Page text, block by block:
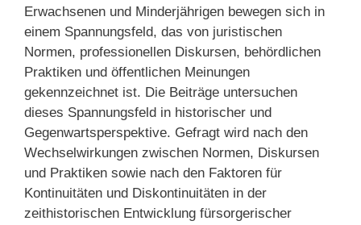
Erwachsenen und Minderjährigen bewegen sich in
einem Spannungsfeld, das von juristischen
Normen, professionellen Diskursen, behördlichen
Praktiken und öffentlichen Meinungen
gekennzeichnet ist. Die Beiträge untersuchen
dieses Spannungsfeld in historischer und
Gegenwartsperspektive. Gefragt wird nach den
Wechselwirkungen zwischen Normen, Diskursen
und Praktiken sowie nach den Faktoren für
Kontinuitäten und Diskontinuitäten in der
zeithistorischen Entwicklung fürsorgerischer